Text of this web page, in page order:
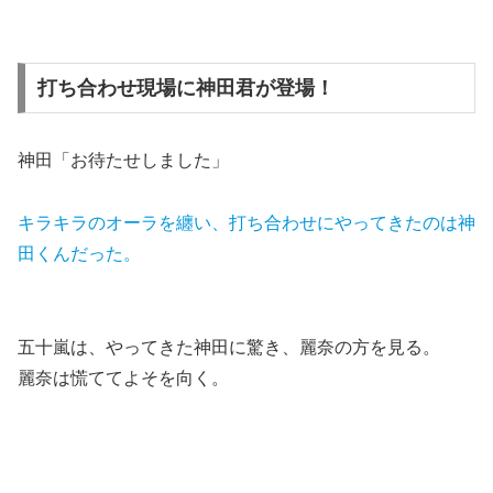
打ち合わせ現場に神田君が登場！
神田「お待たせしました」
キラキラのオーラを纏い、打ち合わせにやってきたのは神
田くんだった。
五十嵐は、やってきた神田に驚き、麗奈の方を見る。
麗奈は慌ててよそを向く。